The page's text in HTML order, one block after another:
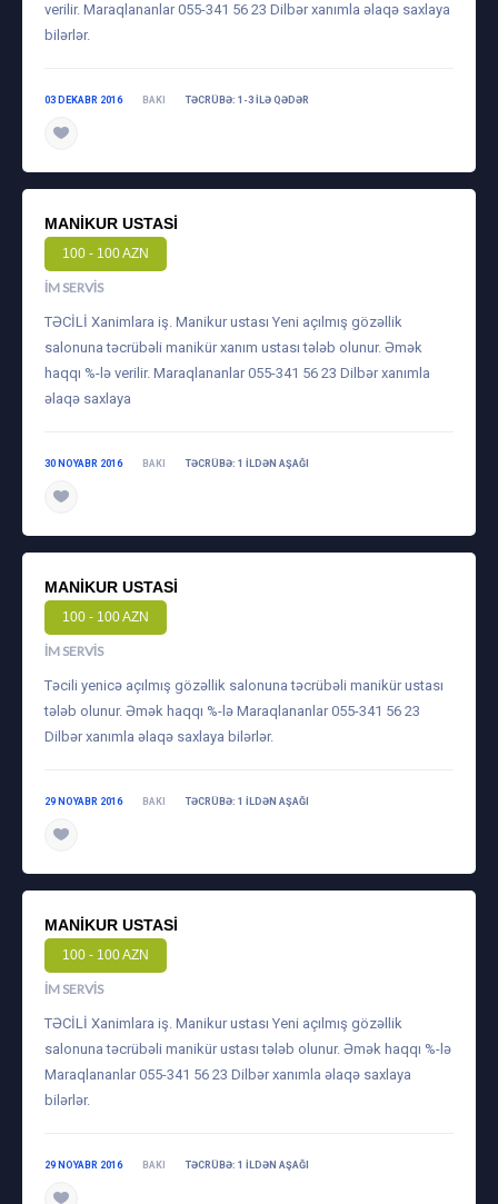
verilir. Maraqlananlar 055-341 56 23 Dilbər xanımla əlaqə saxlaya
bilərlər.
03 DEKABR 2016 BAKI TƏCRÜBƏ: 1-3 ILƏ QƏDƏR
MANIKUR USTASI
100 - 100 AZN
İM SERVIS
TƏCİLİ Xanimlara iş. Manikur ustası Yeni açılmış gözəllik
salonuna təcrübəli manikür xanım ustası tələb olunur. Əmək
haqqı %-lə verilir. Maraqlananlar 055-341 56 23 Dilbər xanımla
əlaqə saxlaya
30 NOYABR 2016 BAKI TƏCRÜBƏ: 1 ILDƏN AŞAĞI
MANIKUR USTASI
100 - 100 AZN
İM SERVIS
Təcili yenicə açılmış gözəllik salonuna təcrübəli manikür ustası
tələb olunur. Əmək haqqı %-lə Maraqlananlar 055-341 56 23
Dilbər xanımla əlaqə saxlaya bilərlər.
29 NOYABR 2016 BAKI TƏCRÜBƏ: 1 ILDƏN AŞAĞI
MANIKUR USTASI
100 - 100 AZN
İM SERVIS
TƏCİLİ Xanimlara iş. Manikur ustası Yeni açılmış gözəllik
salonuna təcrübəli manikür ustası tələb olunur. Əmək haqqı %-lə
Maraqlananlar 055-341 56 23 Dilbər xanımla əlaqə saxlaya
bilərlər.
29 NOYABR 2016 BAKI TƏCRÜBƏ: 1 ILDƏN AŞAĞI